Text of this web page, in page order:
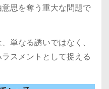
思を奪う重大な問題で
単なる誘いではなく、
スメントとして捉える